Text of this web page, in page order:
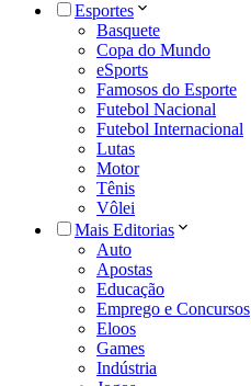
Esportes
Basquete
Copa do Mundo
eSports
Famosos do Esporte
Futebol Nacional
Futebol Internacional
Lutas
Motor
Tênis
Vôlei
Mais Editorias
Auto
Apostas
Educação
Emprego e Concursos
Eloos
Games
Indústria